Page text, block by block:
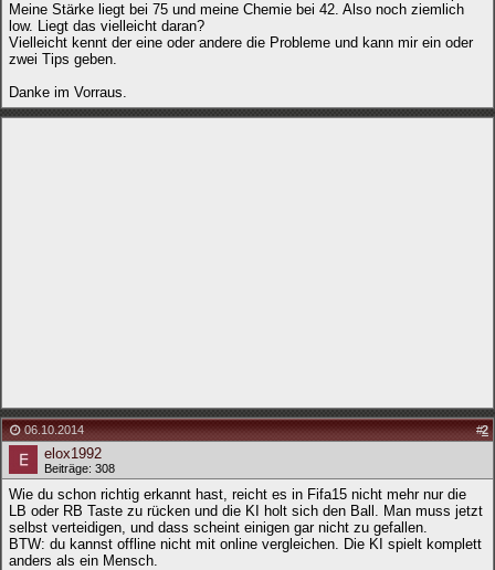
Meine Stärke liegt bei 75 und meine Chemie bei 42. Also noch ziemlich
low. Liegt das vielleicht daran?
Vielleicht kennt der eine oder andere die Probleme und kann mir ein oder
zwei Tips geben.
Danke im Vorraus.
06.10.2014 #2
elox1992
Beiträge: 308
Wie du schon richtig erkannt hast, reicht es in Fifa15 nicht mehr nur die
LB oder RB Taste zu rücken und die KI holt sich den Ball. Man muss jetzt
selbst verteidigen, und dass scheint einigen gar nicht zu gefallen.
BTW: du kannst offline nicht mit online vergleichen. Die KI spielt komplett
anders als ein Mensch.